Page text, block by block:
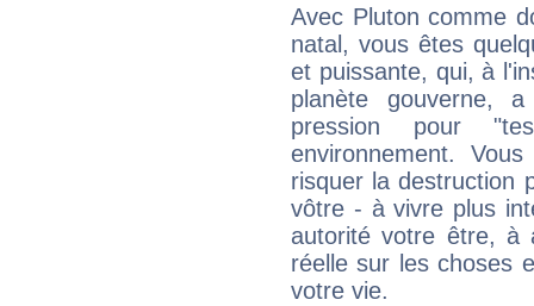
Avec Pluton comme
natal, vous êtes
et puissante, qui, à
planète gouverne,
pression pour
environnement.
risquer la destruction
vôtre - à vivre plus
autorité votre être, à
réelle sur les choses
votre vie.